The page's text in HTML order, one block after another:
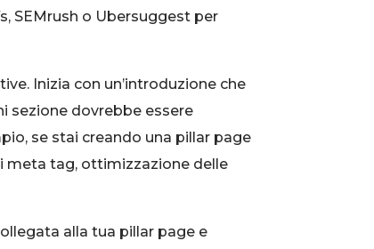
SEMrush o Ubersuggest per
Inizia con un’introduzione che
sezione dovrebbe essere
se stai creando una pillar page
meta tag, ottimizzazione delle
alla tua pillar page e